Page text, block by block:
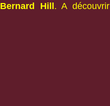
Bernard Hill. A découvrir